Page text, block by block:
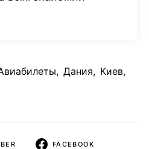
, Дания, Киев,
FACEBOOK